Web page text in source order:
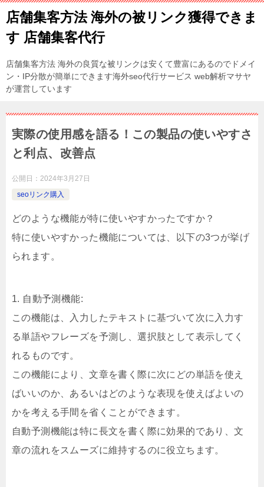
店舗集客方法 海外の被リンク獲得できま
す 店舗集客代行
店舗集客方法 海外の良質な被リンクは安くて豊富にあるのでドメイ
ン・IP分散が簡単にできます海外seo代行サービス web解析マサヤ
が運営しています
実際の使用感を語る！この製品の使いやすさ
と利点、改善点
公開日： 2024年3月27日
seoリンク購入
どのような機能が特に使いやすかったですか？
特に使いやすかった機能については、以下の3つが挙げ
られます。
1. 自動予測機能:
この機能は、入力したテキストに基づいて次に入力す
る単語やフレーズを予測し、選択肢として表示してく
れるものです。
この機能により、文章を書く際に次にどの単語を使え
ばいいのか、あるいはどのような表現を使えばよいの
かを考える手間を省くことができます。
自動予測機能は特に長文を書く際に効果的であり、文
章の流れをスムーズに維持するのに役立ちます。